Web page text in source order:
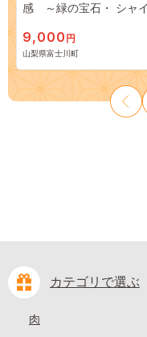
感 ～緑の宝石・ シャ
３房） フルーツ 山梨県
物 くだもの シャイン マ
ット ぶどう ブドウ 葡萄
種なし 先行予約 富士川
10000円 一万円 9000円
9,000 円
山梨県富士川町
カテゴリで選ぶ
肉